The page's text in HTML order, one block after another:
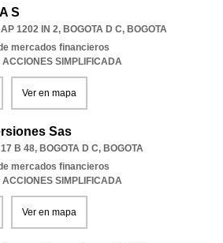
S
1202 IN 2, BOGOTA D C, BOGOTA
mercados financieros
SIMPLIFICADA
Ver en mapa
Sas
B 48, BOGOTA D C, BOGOTA
mercados financieros
SIMPLIFICADA
Ver en mapa